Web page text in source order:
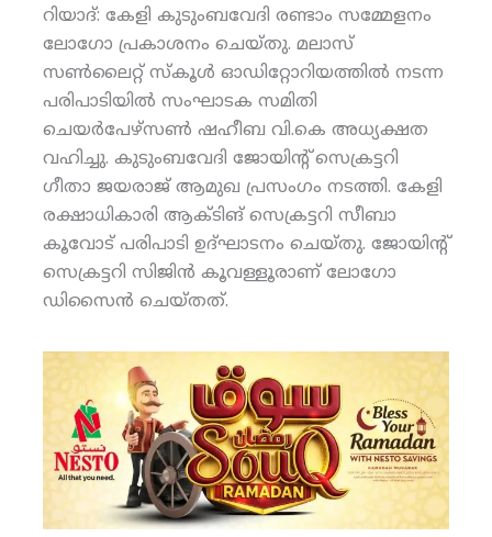
റിയാദ്: കേളി കുടുംബവേദി രണ്ടാം സമ്മേളനം
ലോഗോ പ്രകാശനം ചെയ്തു. മലാസ്
സണ്‍ലൈറ്റ് സ്‌കൂള്‍ ഓഡിറ്റോറിയത്തില്‍ നടന്ന
പരിപാടിയില്‍ സംഘാടക സമിതി
ചെയര്‍പേഴ്‌സണ്‍ ഷഹീബ വി.കെ അധ്യക്ഷത
വഹിച്ചു. കുടുംബവേദി ജോയിന്റ് സെക്രട്ടറി
ഗീതാ ജയരാജ് ആമുഖ പ്രസംഗം നടത്തി. കേളി
രക്ഷാധികാരി ആക്ടിങ് സെക്രട്ടറി സീബാ
കൂവോട് പരിപാടി ഉദ്ഘാടനം ചെയ്തു. ജോയിന്റ്
സെക്രട്ടറി സിജിന്‍ കൂവള്ളൂരാണ് ലോഗോ
ഡിസൈന്‍ ചെയ്തത്.